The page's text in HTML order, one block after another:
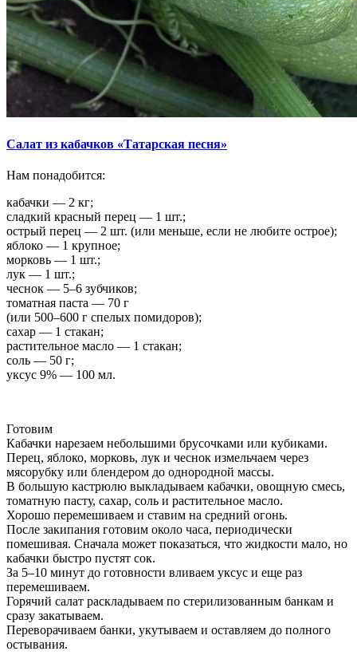
Салат из кабачков «Татарская песня»
Нам понадобится:
кабачки — 2 кг;
сладкий красный перец — 1 шт.;
острый перец — 2 шт. (или меньше, если не любите острое);
яблоко — 1 крупное;
морковь — 1 шт.;
лук — 1 шт.;
чеснок — 5–6 зубчиков;
томатная паста — 70 г
(или 500–600 г спелых помидоров);
сахар — 1 стакан;
растительное масло — 1 стакан;
соль — 50 г;
уксус 9% — 100 мл.
Готовим
Кабачки нарезаем небольшими брусочками или кубиками.
Перец, яблоко, морковь, лук и чеснок измельчаем через
мясорубку или блендером до однородной массы.
В большую кастрюлю выкладываем кабачки, овощную смесь,
томатную пасту, сахар, соль и растительное масло.
Хорошо перемешиваем и ставим на средний огонь.
После закипания готовим около часа, периодически
помешивая. Сначала может показаться, что жидкости мало, но
кабачки быстро пустят сок.
За 5–10 минут до готовности вливаем уксус и еще раз
перемешиваем.
Горячий салат раскладываем по стерилизованным банкам и
сразу закатываем.
Переворачиваем банки, укутываем и оставляем до полного
остывания.